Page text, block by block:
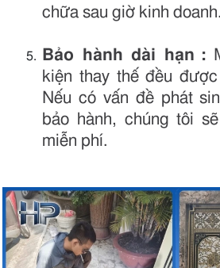
chữa sau giờ kinh doanh.
Bảo hành dài hạn :
kiện thay thế đều
Nếu có vấn đề phát
bảo hành, chúng tôi
miễn phí.